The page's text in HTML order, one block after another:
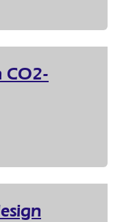
CO2-